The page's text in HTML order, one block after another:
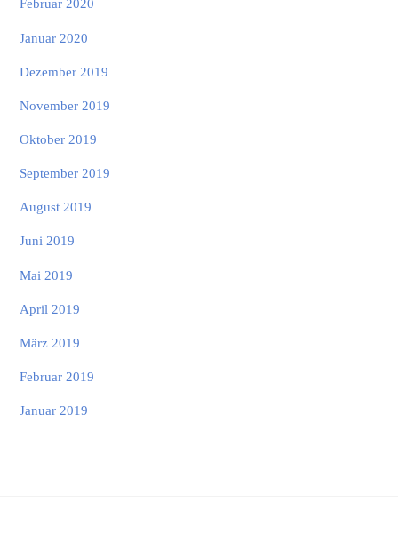
Februar 2020
Januar 2020
Dezember 2019
November 2019
Oktober 2019
September 2019
August 2019
Juni 2019
Mai 2019
April 2019
März 2019
Februar 2019
Januar 2019